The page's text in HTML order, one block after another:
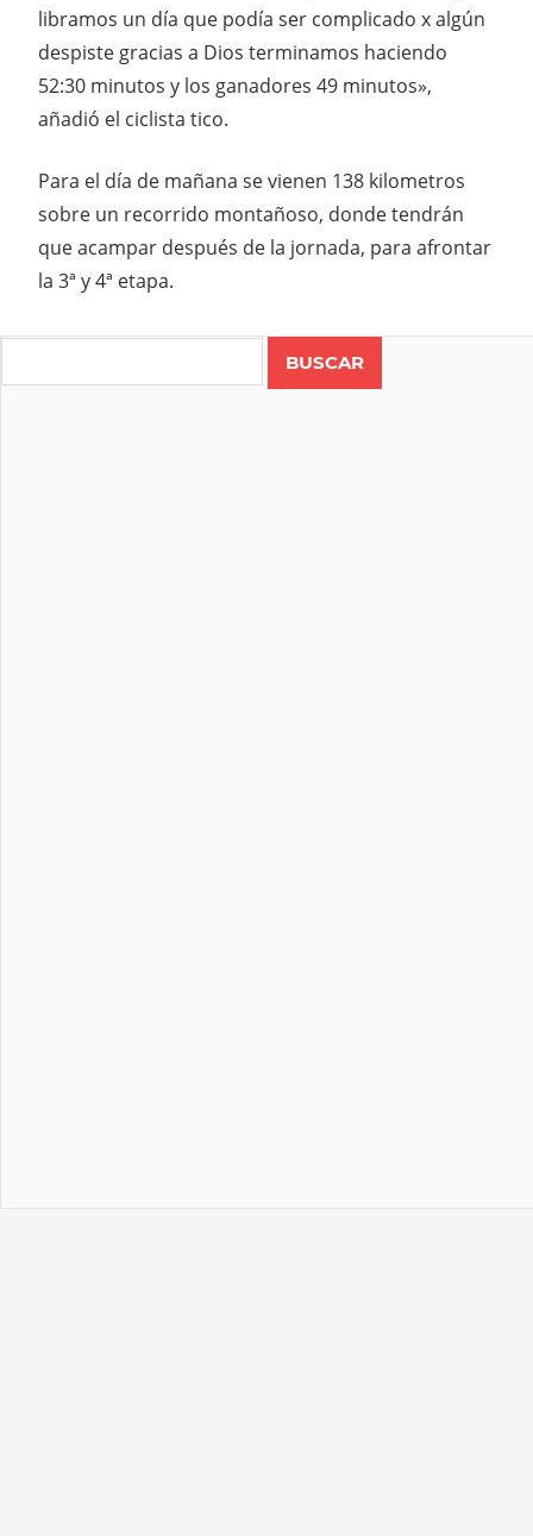
libramos un día que podía ser complicado x algún
despiste gracias a Dios terminamos haciendo
52:30 minutos y los ganadores 49 minutos»,
añadió el ciclista tico.
Para el día de mañana se vienen 138 kilometros
sobre un recorrido montañoso, donde tendrán
que acampar después de la jornada, para afrontar
la 3ª y 4ª etapa.